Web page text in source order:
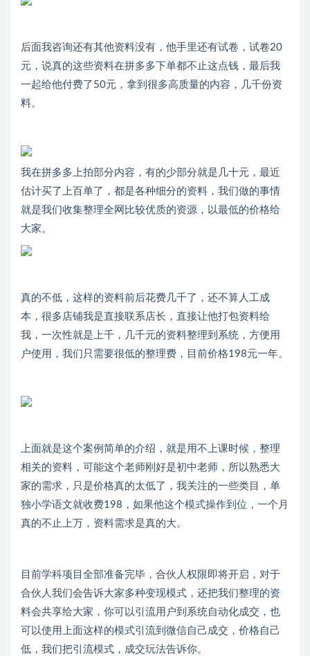
后面我咨询还有其他资料没有，他手里还有试卷，试卷20
元，说真的这些资料在拼多多下单都不止这点钱，最后我
一起给他付费了50元，拿到很多高质量的内容，几千份资
料。
我在拼多多上拍部分内容，有的少部分就是几十元，最近
估计买了上百单了，都是各种细分的资料，我们做的事情
就是我们收集整理全网比较优质的资源，以最低的价格给
大家。
真的不低，这样的资料前后花费几千了，还不算人工成
本，很多店铺我是直接联系店长，直接让他打包资料给
我，一次性就是上千，几千元的资料整理到系统，方便用
户使用，我们只需要很低的整理费，目前价格198元一年。
上面就是这个案例简单的介绍，就是用不上课时候，整理
相关的资料，可能这个老师刚好是初中老师，所以熟悉大
家的需求，只是价格真的太低了，我关注的一些类目，单
独小学语文就收费198，如果他这个模式操作到位，一个月
真的不止上万，资料需求是真的大。
目前学科项目全部准备完毕，合伙人权限即将开启，对于
合伙人我们会告诉大家多种变现模式，还把我们整理的资
料会共享给大家，你可以引流用户到系统自动化成交，也
可以使用上面这样的模式引流到微信自己成交，价格自己
低，我们把引流模式，成交玩法告诉你。